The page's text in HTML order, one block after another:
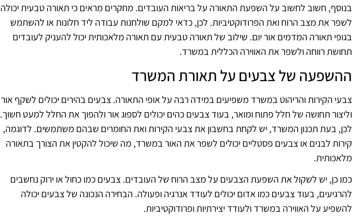
בנוסף, חשוב לחשוב על השפעת התאורה על בריאות העובדים. מחקרים מראים כי תאורה טבעית יכולה
לשפר את מצב הרוח ואת הפרודוקטיביות. לכן, כדאי למקם שולחנות עבודה ליד חלונות או להשתמש
בגופי תאורה המדמים אור יום. שילוב של תאורה טבעית עם תאורה מלאכותית יכול להעניק לעובדים
תחושת רווחה ולשפר את האווירה הכללית במשרד.
ההשפעה של צבעים על תאורת המשרד
צבעי הקירות והריהוט במשרד משפיעים במידה רבה על אופי התאורה. צבעים בהירים יכולים לשקף אור
וליצור תחושה של חלל פתוח ומואר, בעוד צבעים כהים יכולים לספוג אור ולהפוך את החלל למעט חשוך.
לכן, בעת תכנון המשרד, יש לקחת בחשבון את צבעי הקירות ואת החומרים שבהם משתמשים. לדוגמה,
קירות לבנים או צבעים פסטליים יכולים לשפר את האור במשרד, מה שיכול להקטין את הצורך בתאורה
מלאכותית.
כמו כן, יש לשקול את השפעת הצבעים על מצב הרוח של העובדים. צבעים כמו כחול או ירוק נחשבים
להרגיעים, בעוד צבעים כמו אדום יכולים לעודד אנרגיה ופעולה. הבחירה הנכונה של צבעים יכולה
להשפיע על האווירה במשרד ולעודד יצירתיות ופרודוקטיביות.